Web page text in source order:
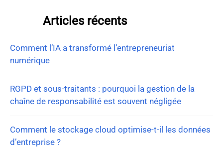
Articles récents
Comment l’IA a transformé l’entrepreneuriat
numérique
RGPD et sous-traitants : pourquoi la gestion de la
chaîne de responsabilité est souvent négligée
Comment le stockage cloud optimise-t-il les données
d’entreprise ?